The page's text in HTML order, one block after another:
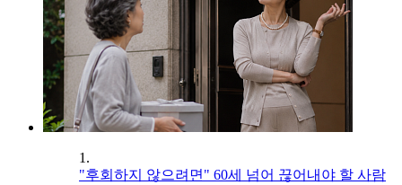
1.
"후회하지 않으려면" 60세 넘어 끊어내야 할 사람